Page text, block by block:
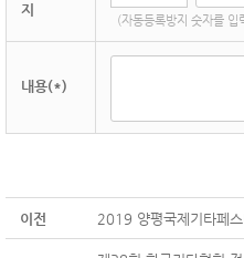
지
(자동등록방지 숫자를 입
내용(*)
이전 2019 양평국제기타페